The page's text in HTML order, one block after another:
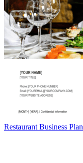
Restaurant Business Plan